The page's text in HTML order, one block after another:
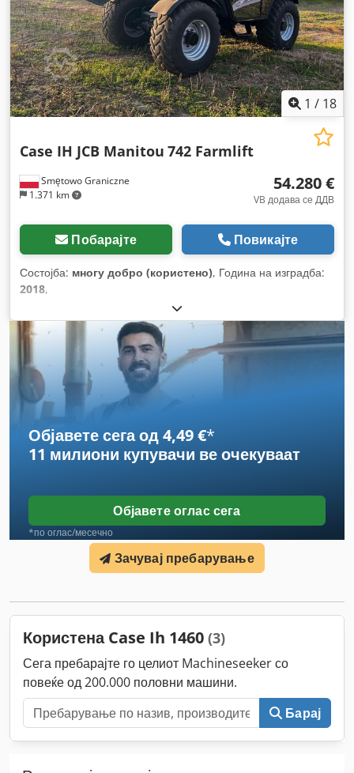
1 / 18
Smętowo Graniczne
1.371 km
Case IH JCB Manitou 742 Farmlift
54.280 €
VB додава се ДДВ
Побарајте Повикајте
Состојба: многу добро (користено), Година на изградба:
2018,
Објавете сега од 4,49 €*
11 милиони купувачи ве очекуваат
Објавете оглас сега
*по оглас/месечно
Зачувај пребарување
Користена Case Ih 1460 (3)
Сега пребарајте го целиот Machineseeker со
повеќе од 200.000 половни машини.
Барај